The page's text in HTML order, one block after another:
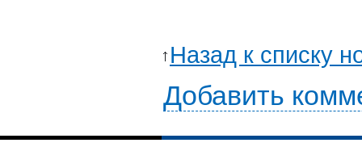
Назад к списку
Добавить